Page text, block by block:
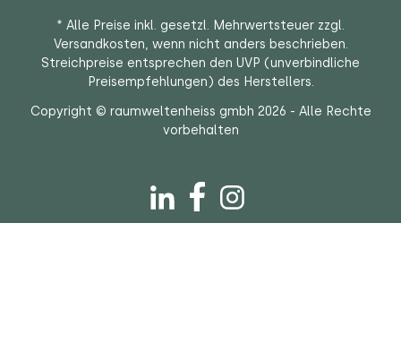
* Alle Preise inkl. gesetzl. Mehrwertsteuer zzgl.
Versandkosten, wenn nicht anders beschrieben.
Streichpreise entsprechen den UVP (unverbindliche
Preisempfehlungen) des Herstellers.
Copyright © raumweltenheiss gmbh 2026 - Alle Rechte
vorbehalten